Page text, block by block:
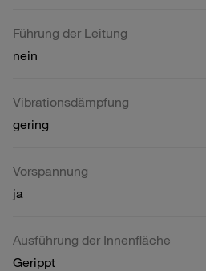
Führung der Leitung
nein
Vibrationsdämpfung
gering
Vorspannung
ja
Ausführung der Innenfläche
Gerippt